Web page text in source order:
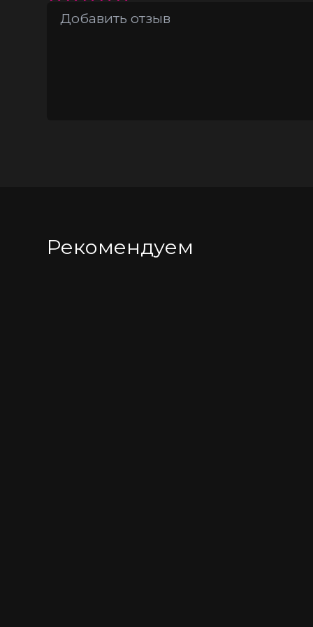
лубрикант на водной основе и пудру
Рекомендуем